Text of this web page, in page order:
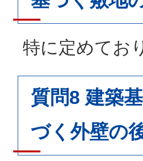
特に定めてお
質問8 建築
づく外壁の